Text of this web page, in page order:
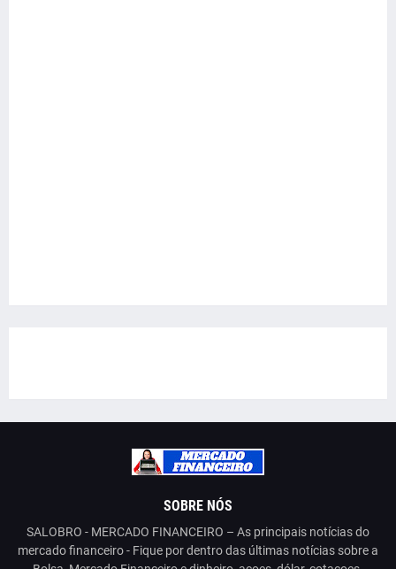
SOBRE NÓS
SALOBRO - MERCADO FINANCEIRO – As principais notícias do
mercado financeiro - Fique por dentro das últimas notícias sobre a